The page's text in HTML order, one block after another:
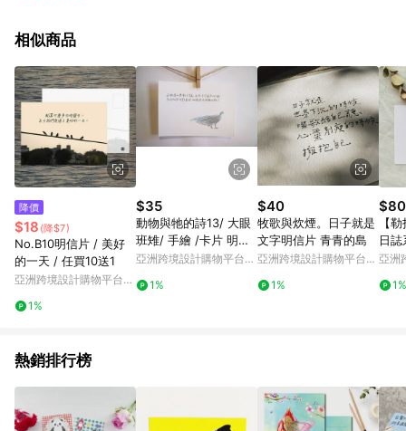
行為，不具贈點資格，部分退款不在此限。 6. APP 請更新至
貨後 45 天後發送。 8. 群眾募資商品，禮物卡，開館保證金，補
運費，攤位費等不具贈點資格。 9. LINE 購物站上之商品規格、
顏色、價位、贈品如與 Pinkoi 商品資訊頁及購物車不符，以
Pinkoi 購物商品資訊頁及購物車標示為準。 10. 點數紅包使用規
則請以點數紅包活動說明為準。 11. 若於 LINE 購物前往 Pinkoi
頁面後才首次下載 Pinkoi APP 並完成訂單，不符合導購資格；承
上，首次下載 Pinkoi APP 後，需透過 LINE 購物前往 Pinkoi 頁
相似商品
降價
$18 (降$7)
No.B10明信片 / 美好
的一天 / 任買10送1
亞洲跨境設計購物平台
1%
$35
動物與牠的詩13/ 大眼
班雉/ 手繪 /卡片 明信
片
亞洲跨境設計購物平台
1%
$40
牧歌與炊煙。日子就是
文字明信片 青青的島
亞洲跨境設計購物平台
1%
$80
【
日
| 語
亞洲
1%
熱銷排行榜